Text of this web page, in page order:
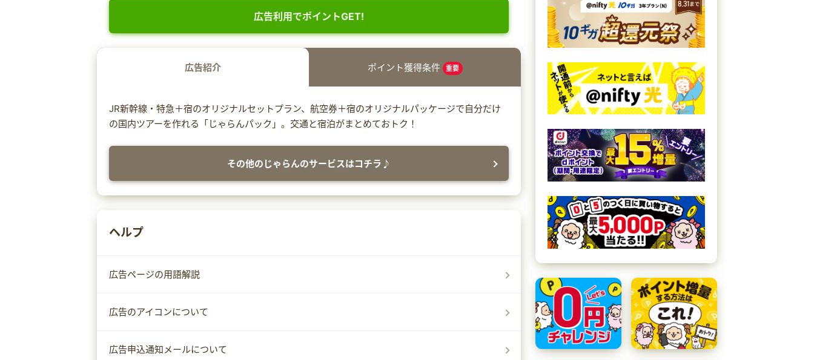
広告利用でポイントGET!
広告紹介 ポイント獲得条件 重要
JR新幹線・特急＋宿のオリジナルセットプラン、航空券＋宿のオリジナルパッケージで自分だけ
の国内ツアーを作れる「じゃらんパック」。交通と宿泊がまとめておトク！
その他のじゃらんのサービスはコチラ♪
ヘルプ
広告ページの用語解説
広告のアイコンについて
広告申込通知メールについて